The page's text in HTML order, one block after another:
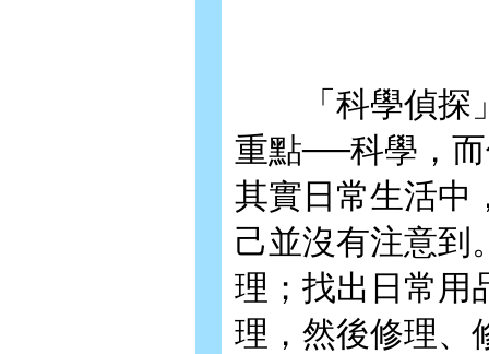
「科學偵探」
重點──科學，
其實日常生活中
己並沒有注意到
理；找出日常用
理，然後修理、